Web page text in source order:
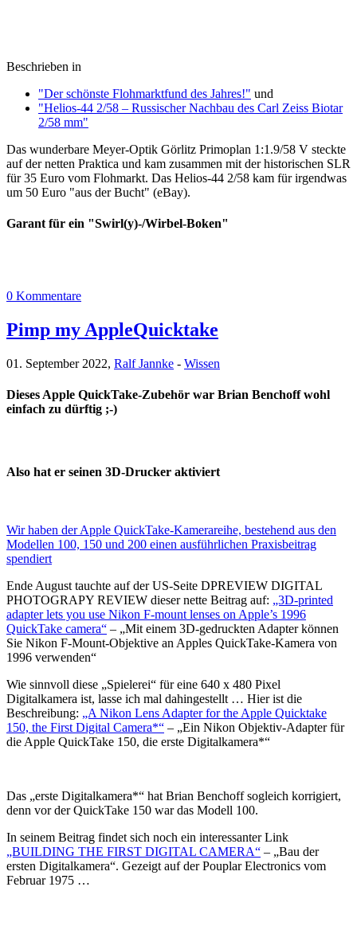
Beschrieben in
"Der schönste Flohmarktfund des Jahres!" und
"Helios-44 2/58 – Russischer Nachbau des Carl Zeiss Biotar
2/58 mm"
Das wunderbare Meyer-Optik Görlitz Primoplan 1:1.9/58 V steckte
auf der netten Praktica und kam zusammen mit der historischen SLR
für 35 Euro vom Flohmarkt. Das Helios-44 2/58 kam für irgendwas
um 50 Euro "aus der Bucht" (eBay).
Garant für ein "Swirl(y)-/Wirbel-Boken"
0 Kommentare
Pimp my AppleQuicktake
01. September 2022, Ralf Jannke - Wissen
Dieses Apple QuickTake-Zubehör war Brian Benchoff wohl
einfach zu dürftig ;-)
Also hat er seinen 3D-Drucker aktiviert
Wir haben der Apple QuickTake-Kamerareihe, bestehend aus den
Modellen 100, 150 und 200 einen ausführlichen Praxisbeitrag
spendiert
Ende August tauchte auf der US-Seite DPREVIEW DIGITAL
PHOTOGRAPY REVIEW dieser nette Beitrag auf: „3D-printed
adapter lets you use Nikon F-mount lenses on Apple’s 1996
QuickTake camera“ – „Mit einem 3D-gedruckten Adapter können
Sie Nikon F-Mount-Objektive an Apples QuickTake-Kamera von
1996 verwenden“
Wie sinnvoll diese „Spielerei“ für eine 640 x 480 Pixel
Digitalkamera ist, lasse ich mal dahingestellt … Hier ist die
Beschreibung: „A Nikon Lens Adapter for the Apple Quicktake
150, the First Digital Camera*“ – „Ein Nikon Objektiv-Adapter für
die Apple QuickTake 150, die erste Digitalkamera*“
Das „erste Digitalkamera*“ hat Brian Benchoff sogleich korrigiert,
denn vor der QuickTake 150 war das Modell 100.
In seinem Beitrag findet sich noch ein interessanter Link
„BUILDING THE FIRST DIGITAL CAMERA“ – „Bau der
ersten Digitalkamera“. Gezeigt auf der Pouplar Electronics vom
Februar 1975 …